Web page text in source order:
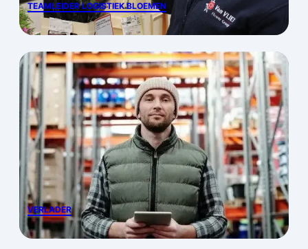
TEAMLEIDER LOGISTIEK BLOEMEN
VERLADER